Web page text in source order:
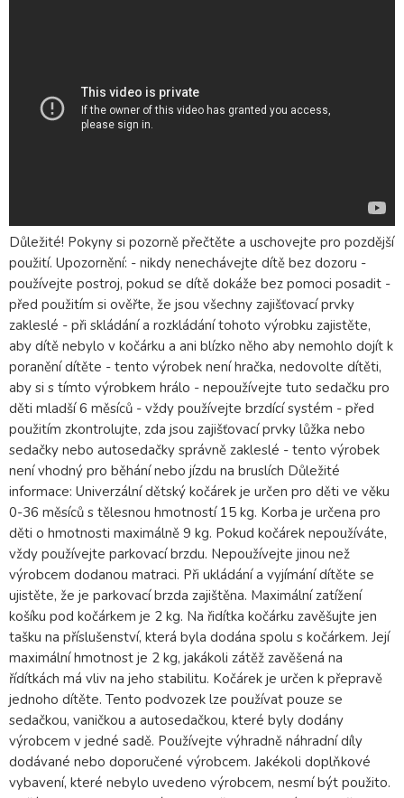
Důležité! Pokyny si pozorně přečtěte a uschovejte pro pozdější
použití. Upozornění: - nikdy nenechávejte dítě bez dozoru -
používejte postroj, pokud se dítě dokáže bez pomoci posadit -
před použitím si ověřte, že jsou všechny zajišťovací prvky
zakleslé - při skládání a rozkládání tohoto výrobku zajistěte,
aby dítě nebylo v kočárku a ani blízko něho aby nemohlo dojít k
poranění dítěte - tento výrobek není hračka, nedovolte dítěti,
aby si s tímto výrobkem hrálo - nepoužívejte tuto sedačku pro
děti mladší 6 měsíců - vždy používejte brzdící systém - před
použitím zkontrolujte, zda jsou zajišťovací prvky lůžka nebo
sedačky nebo autosedačky správně zakleslé - tento výrobek
není vhodný pro běhání nebo jízdu na bruslích Důležité
informace: Univerzální dětský kočárek je určen pro děti ve věku
0-36 měsíců s tělesnou hmotností 15 kg. Korba je určena pro
děti o hmotnosti maximálně 9 kg. Pokud kočárek nepoužíváte,
vždy používejte parkovací brzdu. Nepoužívejte jinou než
výrobcem dodanou matraci. Při ukládání a vyjímání dítěte se
ujistěte, že je parkovací brzda zajištěna. Maximální zatížení
košíku pod kočárkem je 2 kg. Na řidítka kočárku zavěšujte jen
tašku na příslušenství, která byla dodána spolu s kočárkem. Její
maximální hmotnost je 2 kg, jakákoli zátěž zavěšená na
řídítkách má vliv na jeho stabilitu. Kočárek je určen k přepravě
jednoho dítěte. Tento podvozek lze používat pouze se
sedačkou, vaničkou a autosedačkou, které byly dodány
výrobcem v jedné sadě. Používejte výhradně náhradní díly
dodávané nebo doporučené výrobcem. Jakékoli doplňkové
vybavení, které nebylo uvedeno výrobcem, nesmí být použito.